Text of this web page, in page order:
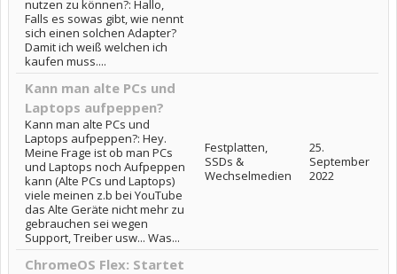
nutzen zu können?: Hallo,
Falls es sowas gibt, wie nennt
sich einen solchen Adapter?
Damit ich weiß welchen ich
kaufen muss....
Kann man alte PCs und
Laptops aufpeppen?
Kann man alte PCs und
Laptops aufpeppen?: Hey.
Meine Frage ist ob man PCs
und Laptops noch Aufpeppen
kann (Alte PCs und Laptops)
viele meinen z.b bei YouTube
das Alte Geräte nicht mehr zu
gebrauchen sei wegen
Support, Treiber usw... Was...
Festplatten,
SSDs &
Wechselmedien
25.
September
2022
ChromeOS Flex: Startet